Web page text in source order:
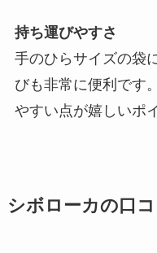
持ち運びやすさ
手のひらサイズの袋
びも非常に便利です
やすい点が嬉しいポ
シボローカの口